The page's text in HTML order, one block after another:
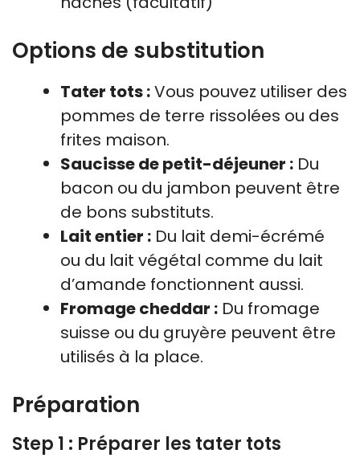
Options de substitution
Tater tots :Vous pouvez utiliser des
pommes de terre rissolées ou des
frites maison.
Saucisse de petit-déjeuner : Du
bacon ou du jambon peuvent être
de bons substituts.
Lait entier : Du lait demi-écrémé
ou du lait végétal comme du lait
d’amande fonctionnent aussi.
Fromage cheddar : Du fromage
suisse ou du gruyère peuvent être
utilisés à la place.
Préparation
Step 1 : Préparer les tater tots